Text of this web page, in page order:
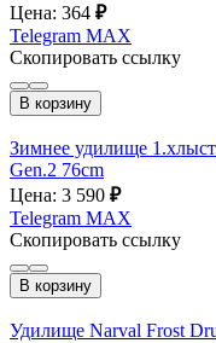
Цена: 364 ₽
Telegram MAX
Скопировать ссылку
В корзину
Зимнее удилище
Gen.2 76cm
Цена: 3 590 ₽
Telegram MAX
Скопировать ссылку
В корзину
Удилище Narval Frost